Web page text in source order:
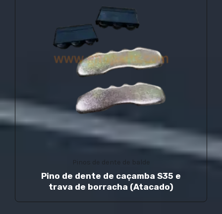
Pinos de dente de balde
Pino de dente de caçamba S35 e
trava de borracha (Atacado)